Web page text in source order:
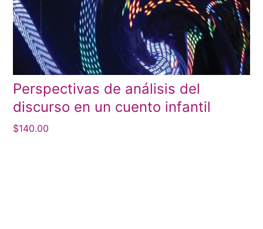
Perspectivas de análisis del
discurso en un cuento infantil
$140.00